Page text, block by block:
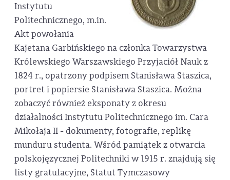
Instytutu
Politechnicznego, m.in.
Akt powołania
Kajetana Garbińskiego na członka Towarzystwa
Królewskiego Warszawskiego Przyjaciół Nauk z
1824 r., opatrzony podpisem Stanisława Staszica,
portret i popiersie Stanisława Staszica. Można
zobaczyć również eksponaty z okresu
działalności Instytutu Politechnicznego im. Cara
Mikołaja II - dokumenty, fotografie, replikę
munduru studenta. Wśród pamiątek z otwarcia
polskojęzycznej Politechniki w 1915 r. znajdują się
listy gratulacyjne, Statut Tymczasowy